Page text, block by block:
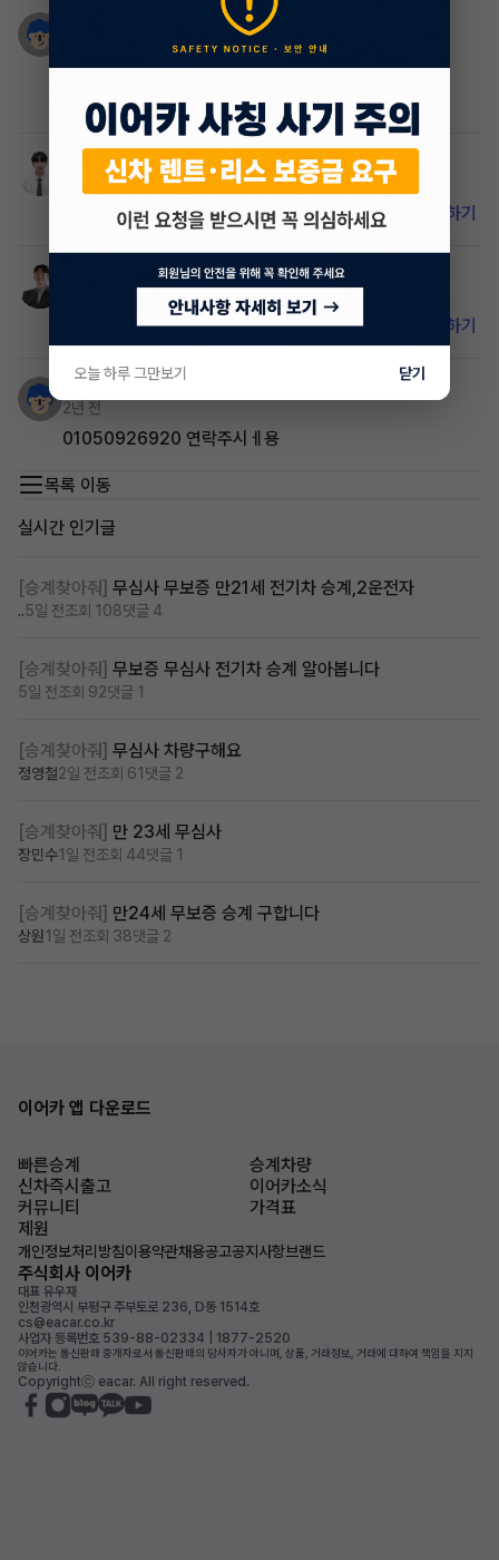
17000밖에 안타서 차량도 깨끗합니다.
풀옵에 지원금있어요
매니저
비밀 댓글입니다. 이어카 앱에서 확인하세요. 앱 설치하기
비밀 댓글입니다. 이어카 앱에서 확인하세요. 앱 설치하기
손성원
2년 전
01050926920 연락주시ㅔ용
목록 이동
실시간 인기글
[승계찾아줘] 무심사 무보증 만21세 전기차 승계,2운전자
..5일 전조회 108댓글 4
[승계찾아줘] 무보증 무심사 전기차 승계 알아봅니다
5일 전조회 92댓글 1
[승계찾아줘] 무심사 차량구해요
정영철2일 전조회 61 댓글 2
[승계찾아줘] 만 23세 무심사
장민수1일 전조회 44댓글 1
[승계찾아줘] 만24세 무보증 승계 구합니다
상원1일 전조회 38댓글 2
이어카 앱 다운로드
빠른승계
승계차량
신차즉시출고
이어카소식
커뮤니티
가격표
제원
개인정보처리방침이용약관채용공고공지사항브랜드
주식회사 이어카
대표 유우재
인천광역시 부평구 주부토로 236, D동 1514호
cs@eacar.co.kr
사업자 등록번호 539-88-02334 | 1877-2520
이어카는 통신판매 중개자로서 통신판매의 당사자가 아니며, 상품, 거래정보, 거래에 대하여 책임을 지지
않습니다.
Copyrightⓒ eacar. All right reserved.
오늘 하루 그만보기 닫기